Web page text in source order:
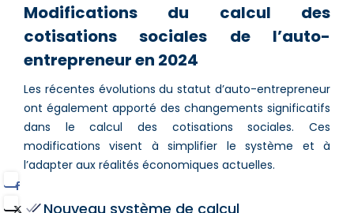
Modifications du calcul des
cotisations sociales de l’auto-
entrepreneur en 2024
Les récentes évolutions du statut d’auto-entrepreneur
ont également apporté des changements significatifs
dans le calcul des cotisations sociales. Ces
modifications visent à simplifier le système et à
l’adapter aux réalités économiques actuelles.
Nouveau système de calcul